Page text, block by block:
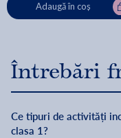
Adaugă în coș
Întrebări
Ce tipuri de activități
clasa 1?